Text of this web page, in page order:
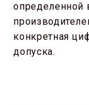
определенной
конкретная
допуска.